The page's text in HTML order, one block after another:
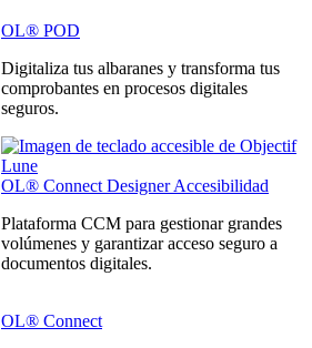
OL® POD
Digitaliza tus albaranes y transforma tus
comprobantes en procesos digitales
seguros.
OL® Connect Designer Accesibilidad
Plataforma CCM para gestionar grandes
volúmenes y garantizar acceso seguro a
documentos digitales.
OL® Connect